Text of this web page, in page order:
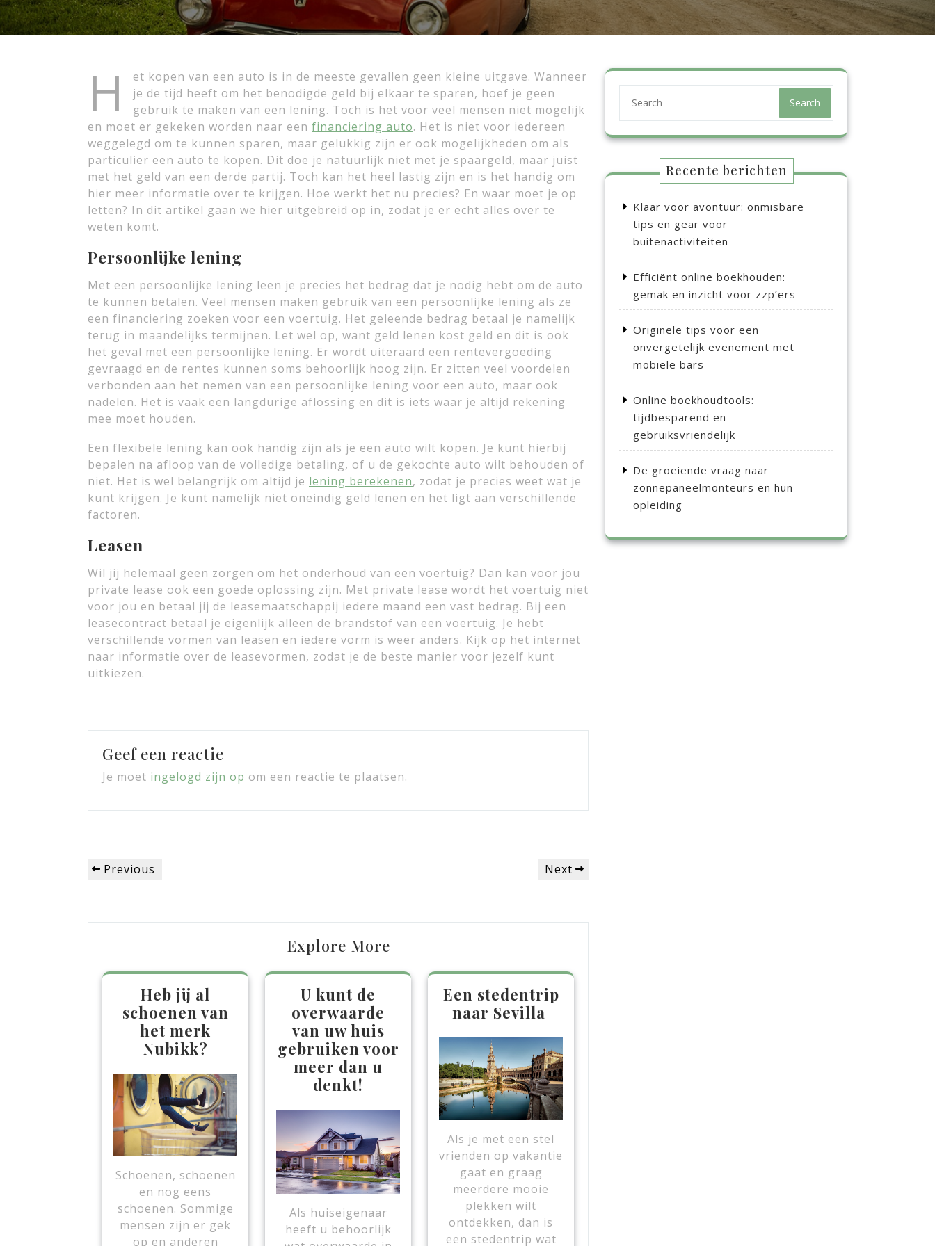
H
et kopen van een auto is in de meeste gevallen geen kleine uitgave. Wanneer
je de tijd heeft om het benodigde geld bij elkaar te sparen, hoef je geen
gebruik te maken van een lening. Toch is het voor veel mensen niet mogelijk
en moet er gekeken worden naar een financiering auto. Het is niet voor iedereen
weggelegd om te kunnen sparen, maar gelukkig zijn er ook mogelijkheden om als
particulier een auto te kopen. Dit doe je natuurlijk niet met je spaargeld, maar juist
met het geld van een derde partij. Toch kan het heel lastig zijn en is het handig om
hier meer informatie over te krijgen. Hoe werkt het nu precies? En waar moet je op
letten? In dit artikel gaan we hier uitgebreid op in, zodat je er echt alles over te
weten komt.
Persoonlijke lening
Met een persoonlijke lening leen je precies het bedrag dat je nodig hebt om de auto
te kunnen betalen. Veel mensen maken gebruik van een persoonlijke lening als ze
een financiering zoeken voor een voertuig. Het geleende bedrag betaal je namelijk
terug in maandelijks termijnen. Let wel op, want geld lenen kost geld en dit is ook
het geval met een persoonlijke lening. Er wordt uiteraard een rentevergoeding
gevraagd en de rentes kunnen soms behoorlijk hoog zijn. Er zitten veel voordelen
verbonden aan het nemen van een persoonlijke lening voor een auto, maar ook
nadelen. Het is vaak een langdurige aflossing en dit is iets waar je altijd rekening
mee moet houden.
Een flexibele lening kan ook handig zijn als je een auto wilt kopen. Je kunt hierbij
bepalen na afloop van de volledige betaling, of u de gekochte auto wilt behouden of
niet. Het is wel belangrijk om altijd je lening berekenen, zodat je precies weet wat je
kunt krijgen. Je kunt namelijk niet oneindig geld lenen en het ligt aan verschillende
factoren.
Leasen
Wil jij helemaal geen zorgen om het onderhoud van een voertuig? Dan kan voor jou
private lease ook een goede oplossing zijn. Met private lease wordt het voertuig niet
voor jou en betaal jij de leasemaatschappij iedere maand een vast bedrag. Bij een
leasecontract betaal je eigenlijk alleen de brandstof van een voertuig. Je hebt
verschillende vormen van leasen en iedere vorm is weer anders. Kijk op het internet
naar informatie over de leasevormen, zodat je de beste manier voor jezelf kunt
uitkiezen.
Geef een reactie
Je moet ingelogd zijn op om een reactie te plaatsen.
Bericht
navigatie
Previous
Previous
Next
Next
Explore More
Heb jij al
schoenen van
het merk
Nubikk?
Schoenen, schoenen
en nog eens
schoenen. Sommige
mensen zijn er gek
op en anderen
U kunt de
overwaarde
van uw huis
gebruiken voor
meer dan u
denkt!
Als huiseigenaar
heeft u behoorlijk
Een stedentrip
naar Sevilla
Als je met een stel
vrienden op vakantie
gaat en graag
meerdere mooie
plekken wilt
ontdekken, dan is
een stedentrip wat
Search
Recente berichten
Klaar voor avontuur: onmisbare
tips en gear voor
buitenactiviteiten
Efficiënt online boekhouden:
gemak en inzicht voor zzp’ers
Originele tips voor een
onvergetelijk evenement met
mobiele bars
Online boekhoudtools:
tijdbesparend en
gebruiksvriendelijk
De groeiende vraag naar
zonnepaneelmonteurs en hun
opleiding